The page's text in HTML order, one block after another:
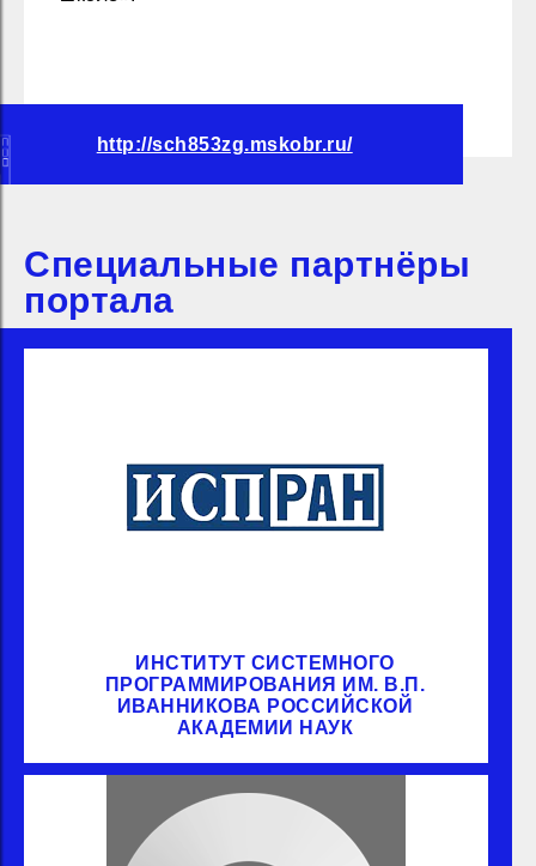
http://sch853zg.mskobr.ru/
Специальные партнёры
портала
ИНСТИТУТ СИСТЕМНОГО
ПРОГРАММИРОВАНИЯ ИМ. В.П.
ИВАННИКОВА РОССИЙСКОЙ
АКАДЕМИИ НАУК